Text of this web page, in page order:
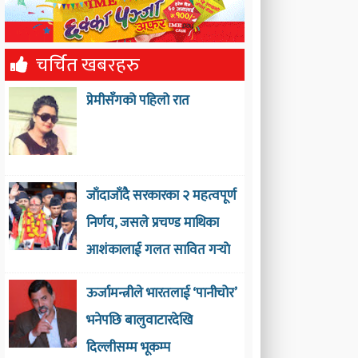
चर्चित खबरहरु
प्रेमीसँगको पहिलो रात
जाँदाजाँदै सरकारका २ महत्वपूर्ण
निर्णय, जसले प्रचण्ड माथिका
आशंकालाई गलत सावित गर्‍याे
ऊर्जामन्त्रीले भारतलाई ‘पानीचोर’
भनेपछि बालुवाटारदेखि
दिल्लीसम्म भूकम्प